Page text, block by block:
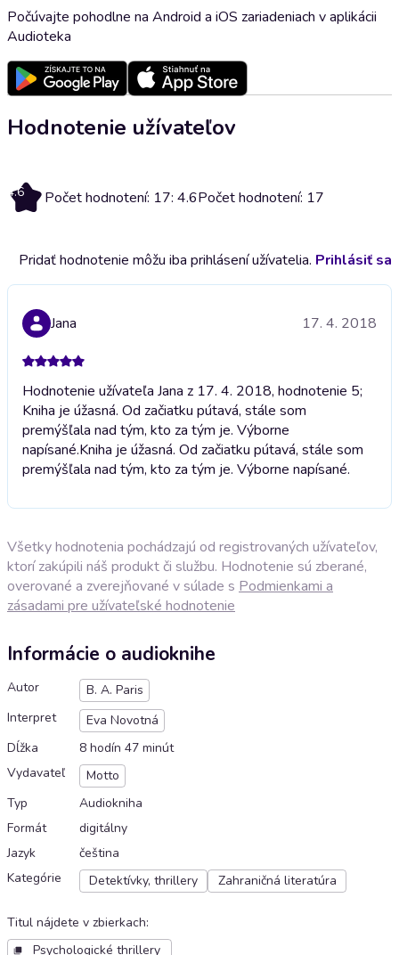
Počúvajte pohodlne na Android a iOS zariadeniach v aplikácii
Audioteka
Hodnotenie užívateľov
4.6 Počet hodnotení: 17: 4.6Počet hodnotení: 17
Pridať hodnotenie môžu iba prihlásení užívatelia. Prihlásiť sa
Jana 17. 4. 2018
Hodnotenie užívateľa Jana z 17. 4. 2018, hodnotenie 5;
Kniha je úžasná. Od začiatku pútavá, stále som
premýšľala nad tým, kto za tým je. Výborne
napísané.Kniha je úžasná. Od začiatku pútavá, stále som
premýšľala nad tým, kto za tým je. Výborne napísané.
Všetky hodnotenia pochádzajú od registrovaných užívateľov,
ktorí zakúpili náš produkt či službu. Hodnotenie sú zberané,
overované a zverejňované v súlade s Podmienkami a
zásadami pre užívateľské hodnotenie
Informácie o audioknihe
Autor
B. A. Paris
Interpret
Eva Novotná
Dĺžka
8 hodín 47 minút
Vydavateľ
Motto
Typ
Audiokniha
Formát
digitálny
Jazyk
čeština
Kategórie
Detektívky, thrillery Zahraničná literatúra
Titul nájdete v zbierkach:
Psychologické thrillery